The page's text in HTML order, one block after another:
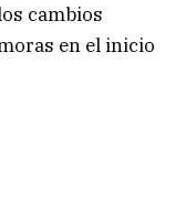
cambios
en el inicio